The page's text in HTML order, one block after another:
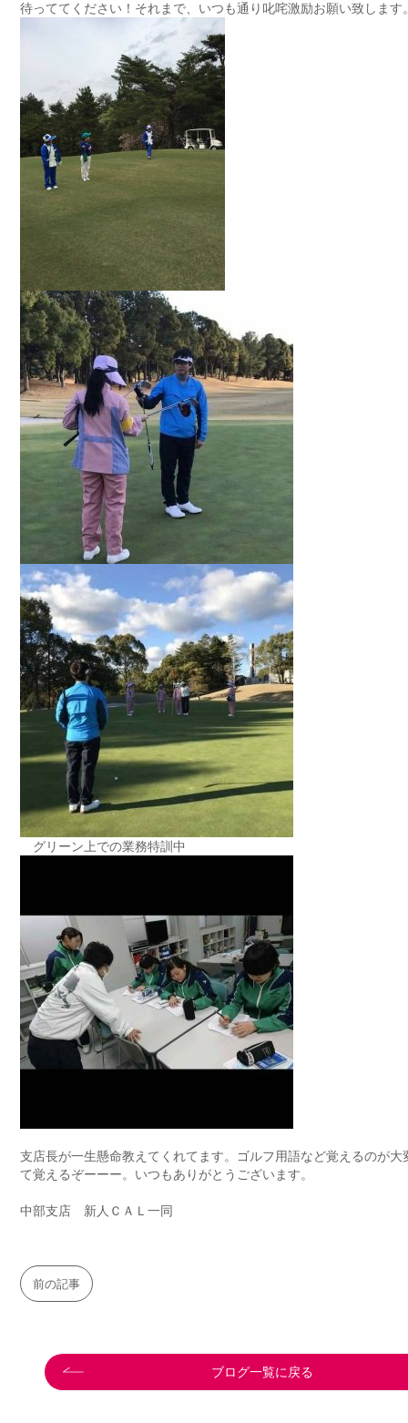
待っててください！それまで、いつも通り叱咤激励お願い致します
グリーン上での業務特訓中
支店長が一生懸命教えてくれてます。ゴルフ用語など覚えるのが大
て覚えるぞーーー。いつもありがとうございます。
中部支店 新人ＣＡＬ一同
前の記事
ブログ一覧に戻る